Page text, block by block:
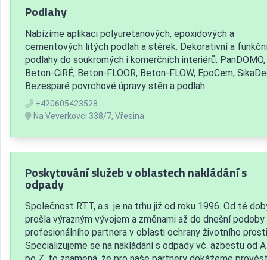
Podlahy
Nabízíme aplikaci polyuretanových, epoxidových a
cementových litých podlah a stěrek. Dekorativní a
podlahy do soukromých i komerčních interiérů. PanDOMO,
Beton-CiRÉ, Beton-FLOOR, Beton-FLOW, EpoCem,
Bezesparé povrchové úpravy stěn a podlah.
+420605423528
Na Veverkovci 338/7, Vřesina
Poskytování služeb v oblastech nakládání s
odpady
Společnost RTT, a.s. je na trhu již od roku 1996. Od té
prošla výrazným vývojem a změnami až do dnešní podoby
profesionálního partnera v oblasti ochrany životního
Specializujeme se na nakládání s odpady vč. azbestu od